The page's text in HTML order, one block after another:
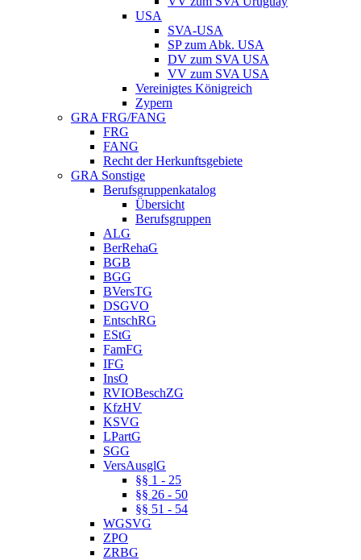
USA
SVA-USA
SP zum Abk. USA
DV zum SVA USA
VV zum SVA USA
Vereinigtes Königreich
Zypern
GRA FRG/FANG
FRG
FANG
Recht der Herkunftsgebiete
GRA Sonstige
Berufsgruppenkatalog
Übersicht
Berufsgruppen
ALG
BerRehaG
BGB
BGG
BVersTG
DSGVO
EntschRG
EStG
FamFG
IFG
InsO
RVIOBeschZG
KfzHV
KSVG
LPartG
SGG
VersAusglG
§§ 1 - 25
§§ 26 - 50
§§ 51 - 54
WGSVG
ZPO
ZRBG